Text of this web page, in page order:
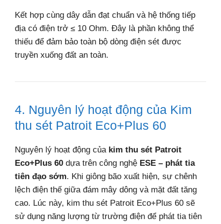
Kết hợp cùng dây dẫn đạt chuẩn và hệ thống tiếp
địa có điện trở ≤ 10 Ohm. Đây là phần không thể
thiếu để đảm bảo toàn bộ dòng điện sét được
truyền xuống đất an toàn.
4. Nguyên lý hoạt động của Kim
thu sét Patroit Eco+Plus 60
Nguyên lý hoạt động của kim thu sét Patroit
Eco+Plus 60 dựa trên công nghệ ESE – phát tia
tiên đạo sớm. Khi giông bão xuất hiện, sự chênh
lệch điện thế giữa đám mây dông và mặt đất tăng
cao. Lúc này, kim thu sét Patroit Eco+Plus 60 sẽ
sử dụng năng lượng từ trường điện để phát tia tiên